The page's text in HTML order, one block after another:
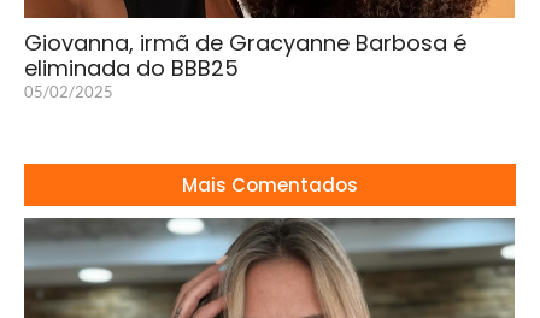
Giovanna, irmã de Gracyanne Barbosa é
eliminada do BBB25
05/02/2025
Mais Comentados